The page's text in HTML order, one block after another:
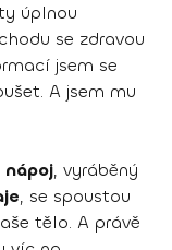
úplnou
se zdravou
jsem se
A jsem mu
, vyráběný
, se spoustou
tělo. A právě